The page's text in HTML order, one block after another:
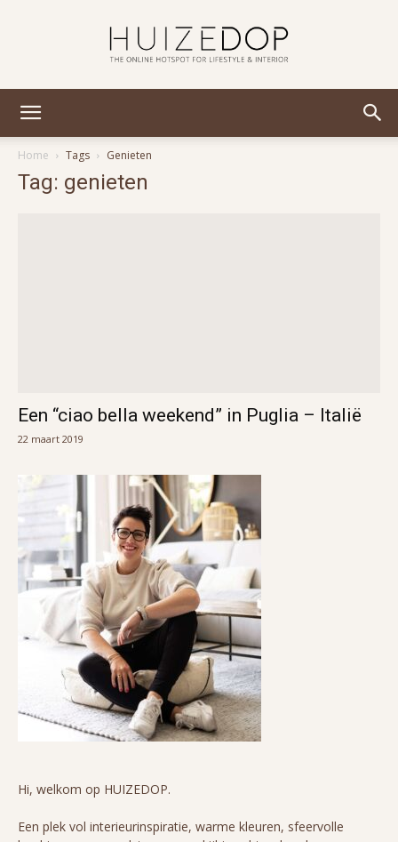
Home
Tags Genieten
Tag: genieten
Een “ciao bella weekend” in Puglia – Italië
22 maart 2019
Hi, welkom op HUIZEDOP.
Een plek vol interieurinspiratie, warme kleuren, sfeervolle